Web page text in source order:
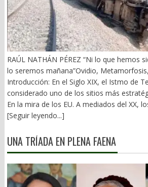
RAÚL NATHÁN PÉREZ “Ni lo que hemos
lo seremos mañana”Ovidio,
Introducción: En el Siglo XIX, el Istmo de
considerado uno de los sitios más
En la mira de los EU. A mediados del XX,
emanados del PRI iniciaron una serie de
Transístmico, Proyecto Alfa-Omega, Plan
por la corrupción y la complicidad. Sobre
por el general Porfirio Díaz (1907), se
[Seguir leyendo...]
UNA TRÍADA EN PLENA FAENA